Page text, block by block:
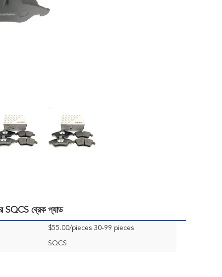
SQCS ব্রেক প্যাড
$55.00/pieces 30-99 pieces
SQCS